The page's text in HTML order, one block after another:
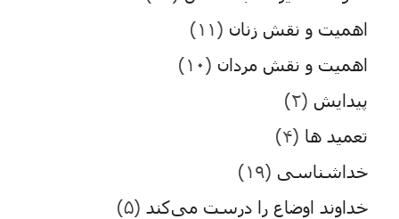
اهمیت و نقش زنان (۱۱)
اهمیت و نقش مردان (۱۰)
پیدایش (۲)
تعمید ها (۴)
خداشناسی (۱۹)
خداوند اوضاع را درست می‌کند (۵)